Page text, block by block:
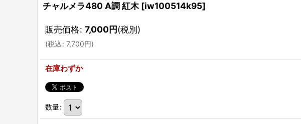
チャルメラ480 A調 紅木 [iw100514k95]
販売価格: 7,000円(税別)
(税込: 7,700円)
在庫わずか
数量: